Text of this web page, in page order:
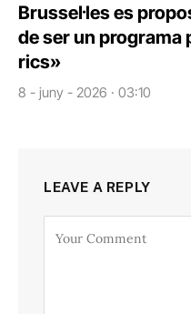
Brussel·les es
de ser un programa
rics»
8 - juny - 2026 · 03:10
LEAVE A REPLY